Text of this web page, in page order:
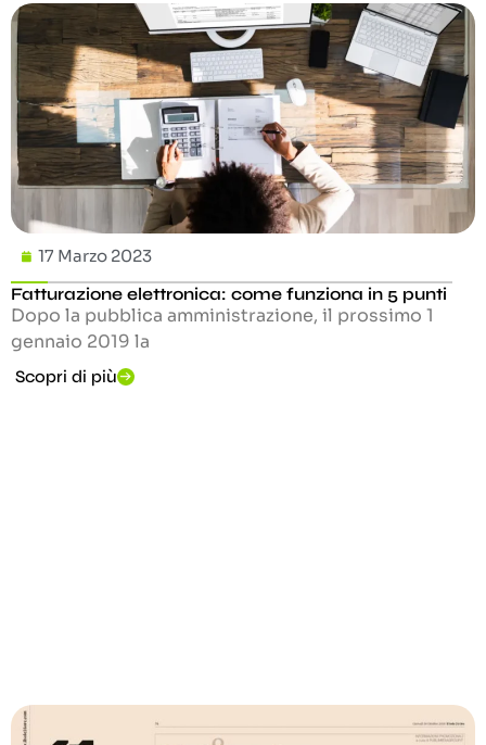
17 Marzo 2023
Fatturazione elettronica: come funziona in 5 punti
Dopo la pubblica amministrazione, il prossimo 1
gennaio 2019 la
Scopri di più